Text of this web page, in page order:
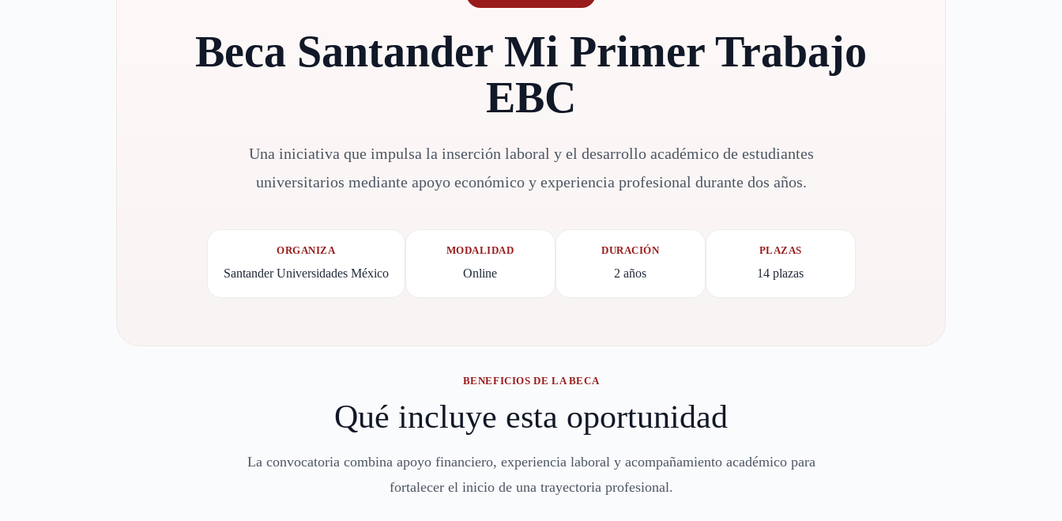
Beca Santander Mi Primer Trabajo
EBC
Una iniciativa que impulsa la inserción laboral y el desarrollo académico de estudiantes
universitarios mediante apoyo económico y experiencia profesional durante dos años.
ORGANIZA
Santander Universidades México
MODALIDAD
Online
DURACIÓN
2 años
PLAZAS
14 plazas
BENEFICIOS DE LA BECA
Qué incluye esta oportunidad
La convocatoria combina apoyo financiero, experiencia laboral y acompañamiento académico para
fortalecer el inicio de una trayectoria profesional.